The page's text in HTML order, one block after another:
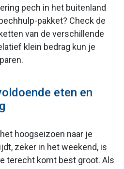
pech in het buitenland
pakket? Check de
van de verschillende
klein bedrag kun je
eten en
hoogseizoen naar je
zeker in het weekend, is
terecht komt best groot. Als